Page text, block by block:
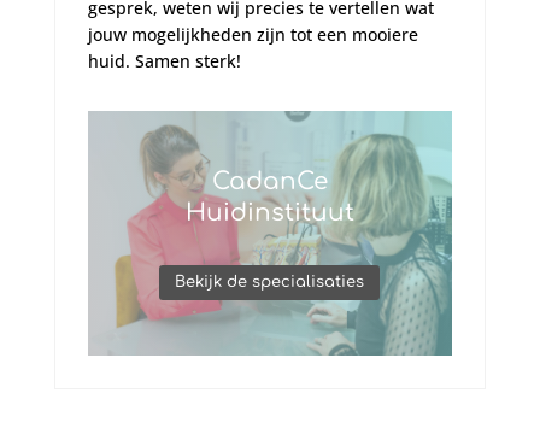
gesprek, weten wij precies te vertellen wat
jouw mogelijkheden zijn tot een mooiere
huid. Samen sterk!
CadanCe
Huidinstituut
Bekijk de specialisaties